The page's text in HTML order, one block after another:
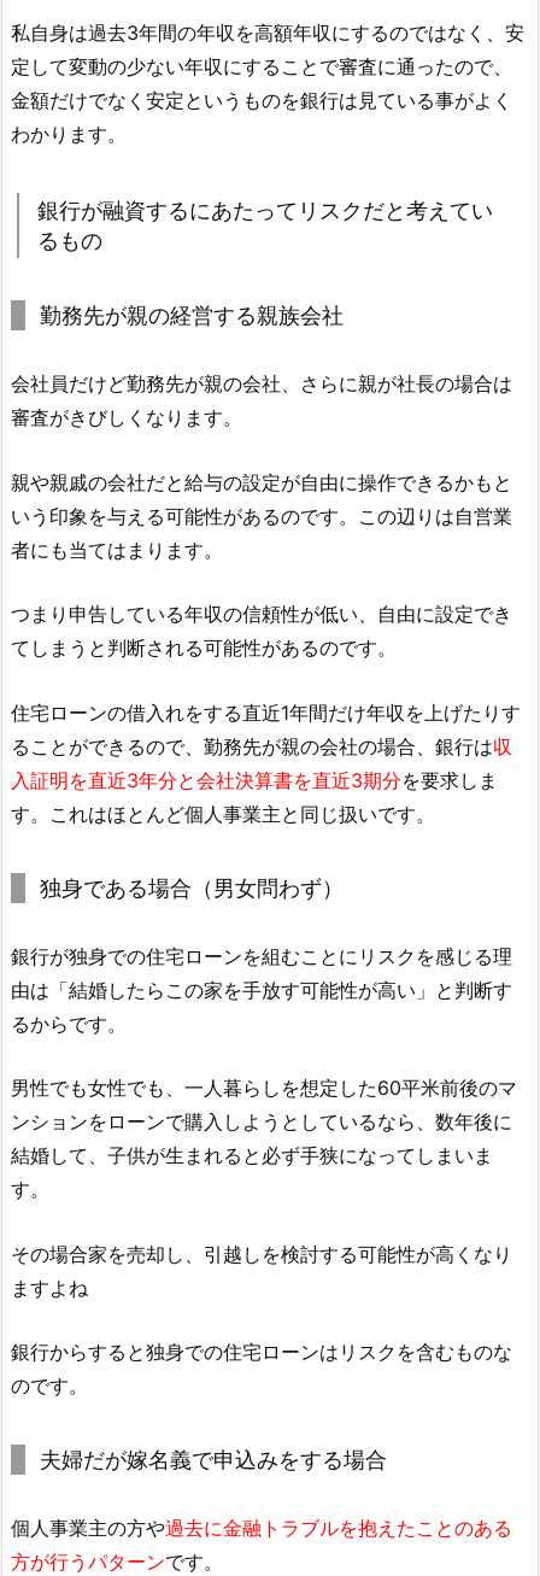
私自身は過去3年間の年収を高額年収にするのではなく、安
定して変動の少ない年収にすることで審査に通ったので、
金額だけでなく安定というものを銀行は見ている事がよく
わかります。
銀行が融資するにあたってリスクだと考えてい
るもの
勤務先が親の経営する親族会社
会社員だけど勤務先が親の会社、さらに親が社長の場合は
審査がきびしくなります。
親や親戚の会社だと給与の設定が自由に操作できるかもと
いう印象を与える可能性があるのです。この辺りは自営業
者にも当てはまります。
つまり申告している年収の信頼性が低い、自由に設定でき
てしまうと判断される可能性があるのです。
住宅ローンの借入れをする直近1年間だけ年収を上げたりす
ることができるので、勤務先が親の会社の場合、銀行は収
入証明を直近3年分と会社決算書を直近3期分を要求しま
す。これはほとんど個人事業主と同じ扱いです。
独身である場合（男女問わず）
銀行が独身での住宅ローンを組むことにリスクを感じる理
由は「結婚したらこの家を手放す可能性が高い」と判断す
るからです。
男性でも女性でも、一人暮らしを想定した60平米前後のマ
ンションをローンで購入しようとしているなら、数年後に
結婚して、子供が生まれると必ず手狭になってしまいま
す。
その場合家を売却し、引越しを検討する可能性が高くなり
ますよね
銀行からすると独身での住宅ローンはリスクを含むものな
のです。
夫婦だが嫁名義で申込みをする場合
個人事業主の方や過去に金融トラブルを抱えたことのある
方が行うパターンです。